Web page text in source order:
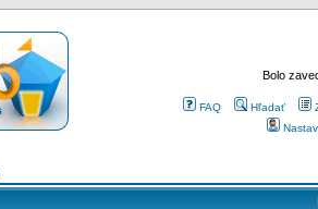
Bolo
FAQ Hľadať